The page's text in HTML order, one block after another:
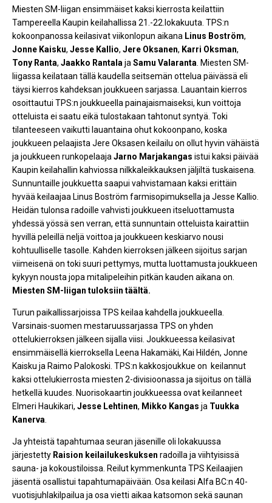
Miesten SM-liigan ensimmäiset kaksi kierrosta keilattiin
Tampereella Kaupin keilahallissa 21.-22.lokakuuta. TPS:n
kokoonpanossa keilasivat viikonlopun aikana Linus Boström,
Jonne Kaisku, Jesse Kallio, Jere Oksanen, Karri Oksman,
Tony Ranta, Jaakko Rantala ja Samu Valaranta . Miesten SM-
liigassa keilataan tällä kaudella seitsemän ottelua päivässä eli
täysi kierros kahdeksan joukkueen sarjassa. Lauantain kierros
osoittautui TPS:n joukkueella painajaismaiseksi, kun voittoja
otteluista ei saatu eikä tulostakaan tahtonut syntyä. Toki
tilanteeseen vaikutti lauantaina ohut kokoonpano, koska
joukkueen pelaajista Jere Oksasen keilailu on ollut hyvin vähäistä
ja joukkueen runkopelaaja Jarno Marjakangas istui kaksi päivää
Kaupin keilahallin kahviossa nilkkaleikkauksen jäljiltä tuskaisena.
Sunnuntaille joukkuetta saapui vahvistamaan kaksi erittäin
hyvää keilaajaa Linus Boström farmisopimuksella ja Jesse Kallio.
Heidän tulonsa radoille vahvisti joukkueen itseluottamusta
yhdessä yössä sen verran, että sunnuntain otteluista kairattiin
hyvillä peleillä neljä voittoa ja joukkueen keskiarvo nousi
kohtuulliselle tasolle. Kahden kierroksen jälkeen sijoitus sarjan
viimeisenä on toki suuri pettymys, mutta luottamusta joukkueen
kykyyn nousta jopa mitalipeleihin pitkän kauden aikana on.
Miesten SM-liigan tuloksiin täältä.
Turun paikallissarjoissa TPS keilaa kahdella joukkueella.
Varsinais-suomen mestaruussarjassa TPS on yhden
ottelukierroksen jälkeen sijalla viisi. Joukkueessa keilasivat
ensimmäisellä kierroksella Leena Hakamäki, Kai Hildén, Jonne
Kaisku ja Raimo Palokoski. TPS:n kakkosjoukkue on keilannut
kaksi ottelukierrosta miesten 2-divisioonassa ja sijoitus on tällä
hetkellä kuudes. Nuorisokaartin joukkueessa ovat keilanneet
Elmeri Haukikari, Jesse Lehtinen, Mikko Kangas ja Tuukka
Kanerva
Ja yhteistä tapahtumaa seuran jäsenille oli lokakuussa
järjestetty Raision keilailukeskuksen radoilla ja viihtyisissä
sauna- ja kokoustiloissa. Reilut kymmenkunta TPS Keilaajien
jäsentä osallistui tapahtumapäivään. Osa keilasi Alfa BC:n 40-
vuotisjuhlakilpailua ja osa vietti aikaa katsomon sekä saunan